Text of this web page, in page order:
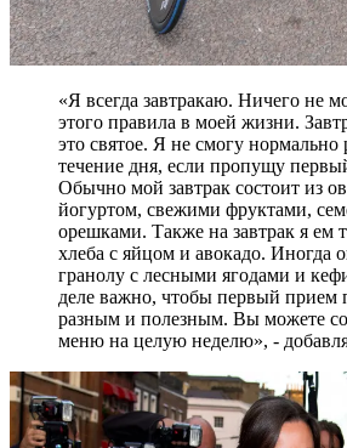
«Я всегда завтракаю. Ничего не
этого правила в моей жизни.
это святое. Я не смогу нормально
течение дня, если пропущу
Обычно мой завтрак состоит из
йогуртом, свежими фруктами,
орешками. Также на завтрак я ем
хлеба с яйцом и авокадо. Иногда
гранолу с лесными ягодами и
деле важно, чтобы первый
разным и полезным. Вы можете
меню на целую неделю», -